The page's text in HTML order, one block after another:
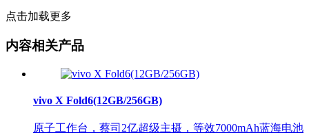
点击加载更多
内容相关产品
vivo X Fold6(12GB/256GB)
原子工作台，蔡司2亿超级主摄，等效7000mAh蓝海电池